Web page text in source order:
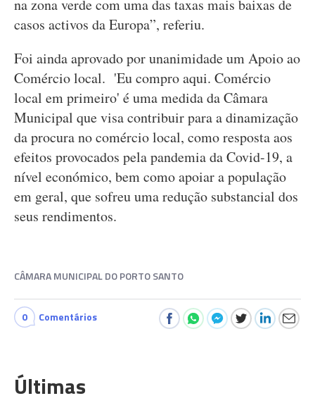
na zona verde com uma das taxas mais baixas de
casos activos da Europa”, referiu.
Foi ainda aprovado por unanimidade um Apoio ao
Comércio local. 'Eu compro aqui. Comércio
local em primeiro' é uma medida da Câmara
Municipal que visa contribuir para a dinamização
da procura no comércio local, como resposta aos
efeitos provocados pela pandemia da Covid-19, a
nível económico, bem como apoiar a população
em geral, que sofreu uma redução substancial dos
seus rendimentos.
CÂMARA MUNICIPAL DO PORTO SANTO
0 Comentários
Últimas